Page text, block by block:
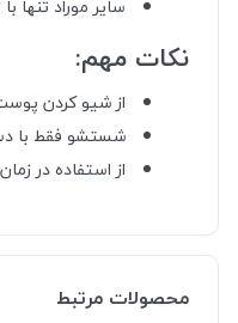
سایر موراد
نکات مهم:
از شیو کردن
شستشو فقط با
از استفاده در
محصولات مرتبط